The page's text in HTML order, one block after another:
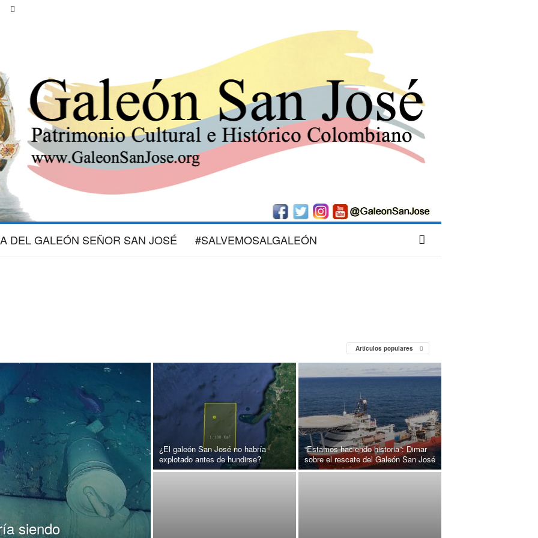
DEL GALEÓN SEÑOR SAN JOSÉ #SALVEMOSALGALEÓN
Artículos populares
siendo
¿El galeón San José no habría
explotado antes de hundirse?
“Estamos haciendo historia”: Dimar
sobre el rescate del Galeón San José